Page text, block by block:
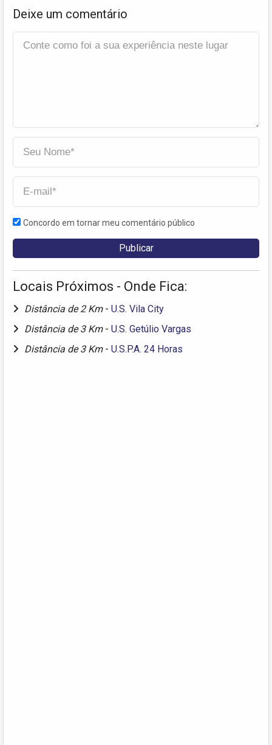
Deixe um comentário
Concordo em tornar meu comentário público
Locais Próximos - Onde Fica:
Distância de 2 Km - U.S. Vila City
Distância de 3 Km - U.S. Getúlio Vargas
Distância de 3 Km - U.S.P.A. 24 Horas